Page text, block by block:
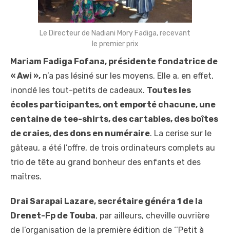
Le Directeur de Nadiani Mory Fadiga, recevant
le premier prix
Mariam Fadiga Fofana, présidente fondatrice de
« Awi », n’a pas lésiné sur les moyens. Elle a, en effet,
inondé les tout-petits de cadeaux. Toutes les
écoles participantes, ont emporté chacune, une
centaine de tee-shirts, des cartables, des boîtes
de craies, des dons en numéraire. La cerise sur le
gâteau, a été l’offre, de trois ordinateurs complets au
trio de tête au grand bonheur des enfants et des
maîtres.
Drai Sarapai Lazare, secrétaire généra 1 de la
Drenet-Fp de Touba, par ailleurs, cheville ouvrière
de l’organisation de la première édition de ‘’Petit à